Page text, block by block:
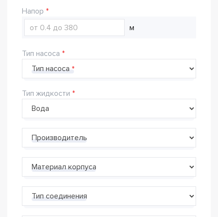
Напор
м
Тип насоса
Тип насоса
Тип жидкости
Производитель
Материал корпуса
Тип соединения